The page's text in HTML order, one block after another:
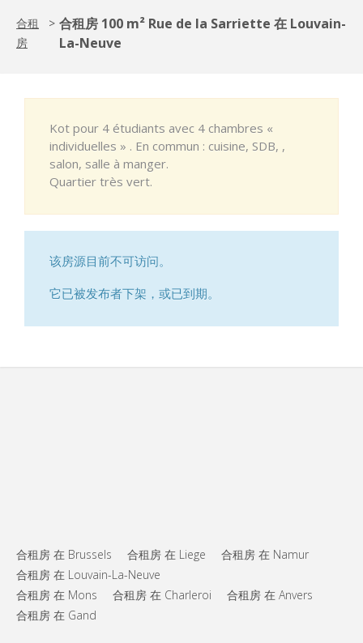
合租
房
> 合租房 100 m² Rue de la Sarriette 在 Louvain-
La-Neuve
Kot pour 4 étudiants avec 4 chambres «
individuelles » . En commun : cuisine, SDB, ,
salon, salle à manger.
Quartier très vert.
该房源目前不可访问。
它已被发布者下架，或已到期。
合租房 在 Brussels 合租房 在 Liege
合租房 在 Namur
合租房 在 Louvain-La-Neuve
合租房 在 Mons
合租房 在 Charleroi
合租房 在 Anvers
合租房 在 Gand